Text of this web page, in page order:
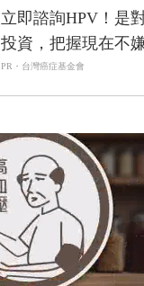
立即諮詢HPV！是
投資，把握現在不
PR・台灣癌症基金會